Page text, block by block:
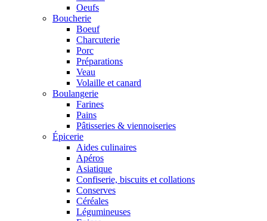
Oeufs
Boucherie
Boeuf
Charcuterie
Porc
Préparations
Veau
Volaille et canard
Boulangerie
Farines
Pains
Pâtisseries & viennoiseries
Épicerie
Aides culinaires
Apéros
Asiatique
Confiserie, biscuits et collations
Conserves
Céréales
Légumineuses